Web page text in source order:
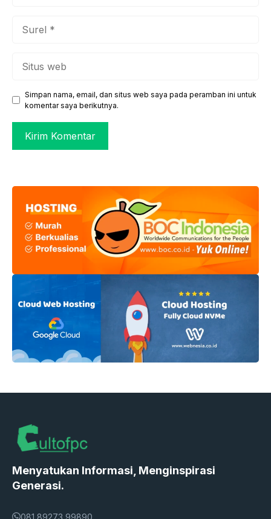
web
Simpan nama, email, dan situs web saya pada peramban ini untuk
komentar saya berikutnya.
Menyatukan Informasi, Menginspirasi
Generasi.
081 89273 99890